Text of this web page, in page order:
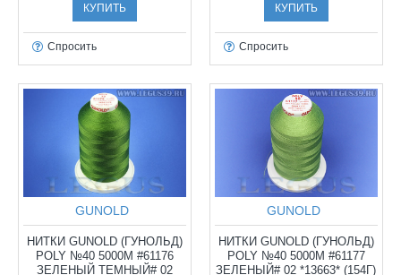
КУПИТЬ
Спросить
КУПИТЬ
Спросить
GUNOLD
НИТКИ GUNOLD (ГУНОЛЬД)
POLY №40 5000М #61176
ЗЕЛЕНЫЙ ТЕМНЫЙ# 02
GUNOLD
НИТКИ GUNOLD (ГУНОЛЬД)
POLY №40 5000М #61177
ЗЕЛЕНЫЙ# 02 *13663* (154Г)